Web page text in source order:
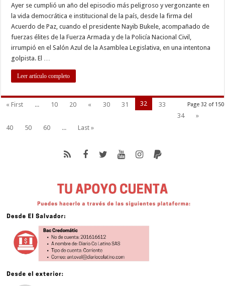
Ayer se cumplió un año del episodio más peligroso y vergonzante en
la vida democrática e institucional de la país, desde la firma del
Acuerdo de Paz, cuando el presidente Nayib Bukele, acompañado de
fuerzas élites de la Fuerza Armada y de la Policía Nacional Civil,
irrumpió en el Salón Azul de la Asamblea Legislativa, en una intentona
golpista. El …
Leer artículo completo
Page 32 of 150
« First ... 10 20 « 30 31 32
33
34
»
40
50 60 ... Last »